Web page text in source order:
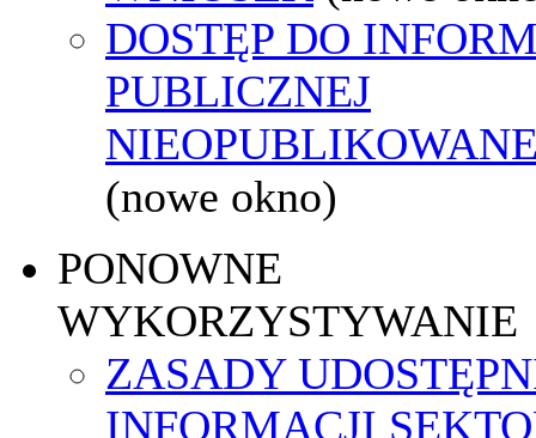
DOSTĘP DO
PUBLICZNEJ
(nowe okno)
PONOWNE
WYKORZYSTYWANIE
ZASADY
INFORMACJI